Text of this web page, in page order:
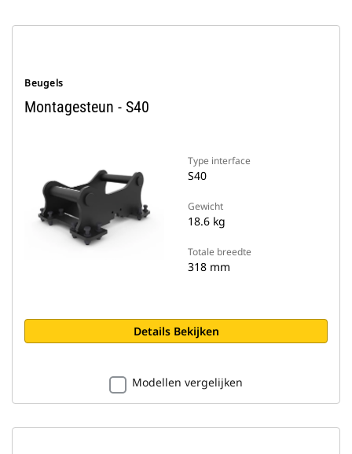
Beugels
Montagesteun - S40
Type interface
S40
Gewicht
18.6 kg
Totale breedte
318 mm
Details Bekijken
Modellen vergelijken